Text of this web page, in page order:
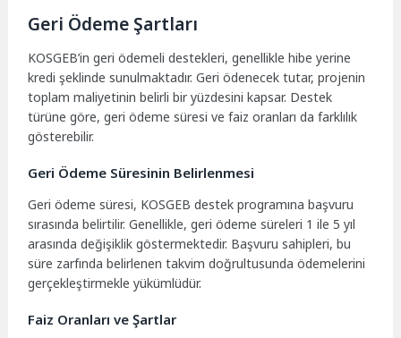
Geri Ödeme Şartları
KOSGEB’in geri ödemeli destekleri, genellikle hibe yerine
kredi şeklinde sunulmaktadır. Geri ödenecek tutar, projenin
toplam maliyetinin belirli bir yüzdesini kapsar. Destek
türüne göre, geri ödeme süresi ve faiz oranları da farklılık
gösterebilir.
Geri Ödeme Süresinin Belirlenmesi
Geri ödeme süresi, KOSGEB destek programına başvuru
sırasında belirtilir. Genellikle, geri ödeme süreleri 1 ile 5 yıl
arasında değişiklik göstermektedir. Başvuru sahipleri, bu
süre zarfında belirlenen takvim doğrultusunda ödemelerini
gerçekleştirmekle yükümlüdür.
Faiz Oranları ve Şartlar